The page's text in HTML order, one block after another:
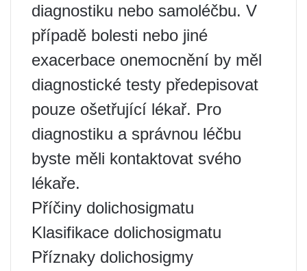
diagnostiku nebo samoléčbu. V
případě bolesti nebo jiné
exacerbace onemocnění by měl
diagnostické testy předepisovat
pouze ošetřující lékař. Pro
diagnostiku a správnou léčbu
byste měli kontaktovat svého
lékaře.
Příčiny dolichosigmatu
Klasifikace dolichosigmatu
Příznaky dolichosigmy